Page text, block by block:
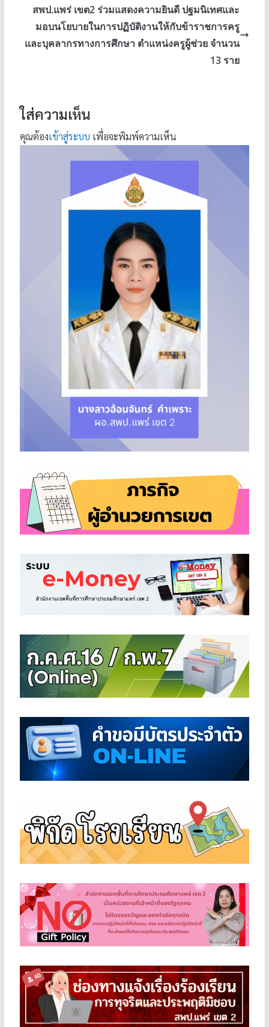
สพป.แพร่ เขต2 ร่วมแสดงความยินดี ปฐมนิเทศและ
มอบนโยบายในการปฏิบัติงานให้กับข้าราชการครู
และบุคลากรทางการศึกษา ตำแหน่งครูผู้ช่วย จำนวน
13 ราย
ใส่ความเห็น
คุณต้องเข้าสู่ระบบ เพื่อจะพิมพ์ความเห็น